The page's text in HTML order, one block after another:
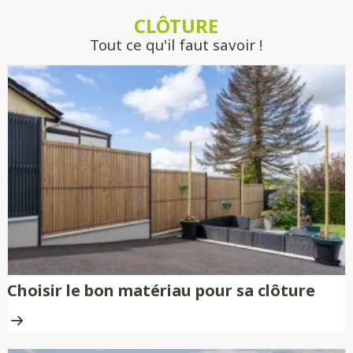
engagement.CLÔTURE
Tout ce qu'il faut savoir !
Choisir le bon matériau pour sa clôture